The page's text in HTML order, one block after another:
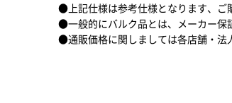
●上記仕様は参考仕様となります、ご
●一般的にバルク品とは、メーカー保
●通販価格に関しましては各店舗・法